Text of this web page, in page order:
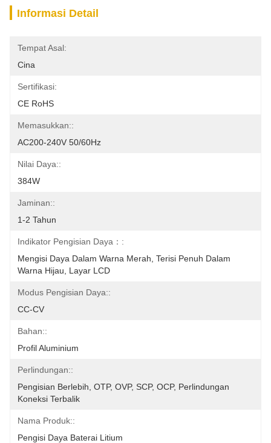
Informasi Detail
Tempat Asal:
Cina
Sertifikasi:
CE RoHS
Memasukkan::
AC200-240V 50/60Hz
Nilai Daya::
384W
Jaminan::
1-2 Tahun
Indikator Pengisian Daya：:
Mengisi Daya Dalam Warna Merah, Terisi Penuh Dalam
Warna Hijau, Layar LCD
Modus Pengisian Daya::
CC-CV
Bahan::
Profil Aluminium
Perlindungan::
Pengisian Berlebih, OTP, OVP, SCP, OCP, Perlindungan
Koneksi Terbalik
Nama Produk::
Pengisi Daya Baterai Litium